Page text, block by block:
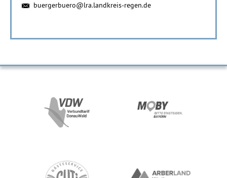
buergerbuero@lra.landkreis-regen.de